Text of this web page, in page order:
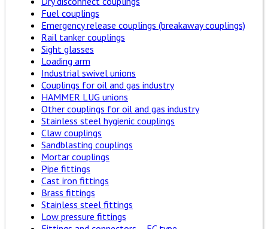
Fuel couplings
Emergency release couplings (breakaway couplings)
Rail tanker couplings
Sight glasses
Loading arm
Industrial swivel unions
Couplings for oil and gas industry
HAMMER LUG unions
Other couplings for oil and gas industry
Stainless steel hygienic couplings
Claw couplings
Sandblasting couplings
Mortar couplings
Pipe fittings
Cast iron fittings
Brass fittings
Stainless steel fittings
Low pressure fittings